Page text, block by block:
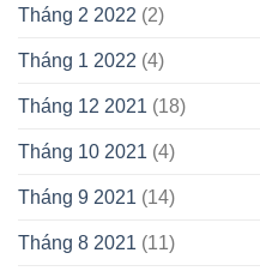
Tháng 2 2022 (2)
Tháng 1 2022 (4)
Tháng 12 2021 (18)
Tháng 10 2021 (4)
Tháng 9 2021 (14)
Tháng 8 2021 (11)